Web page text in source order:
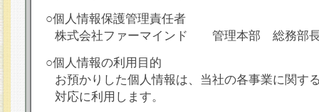
○個人情報保護管理責任者
株式会社ファーマインド 管理本部 総務部
○個人情報の利用目的
お預かりした個人情報は、当社の各事業に関す
対応に利用します。